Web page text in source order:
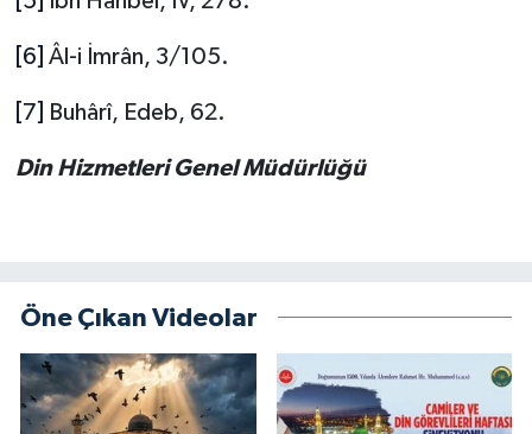
[6] Âl-i İmrân, 3/105.
[7] Buhârî, Edeb, 62.
Din Hizmetleri Genel Müdürlüğü
Öne Çıkan Videolar
Niğde Müftülüğü
Ordu Müftülüğü
Osmaniye Müftülüğü
Samsun Müftülüğü
Siirt Müftülüğü